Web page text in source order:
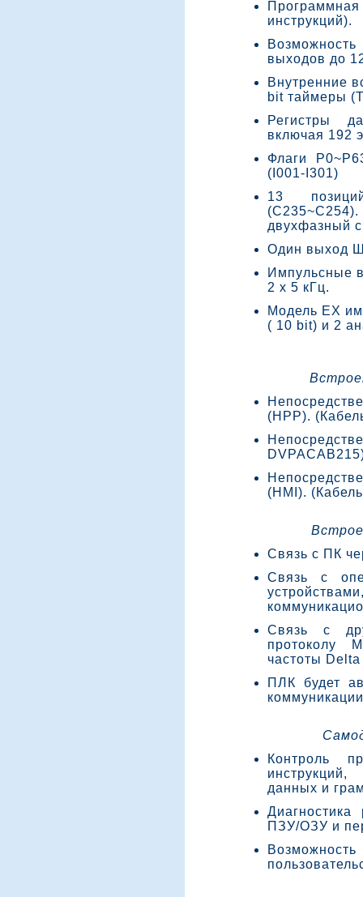
инструкций).
выходов до
Внутренние
bit таймеры
Регистры
включая 192
Флаги
(I001-I301)
13
двухфазный
Один выход
Импульсные
2 х 5 кГц.
Модель EX
( 10 bit) и 2
(HPP).
(HMI).
Связь с ПК
Связь с
Связь с
протоколу
частоты
ПЛК будет
Контроль
данных и
ПЗУ/ОЗУ и